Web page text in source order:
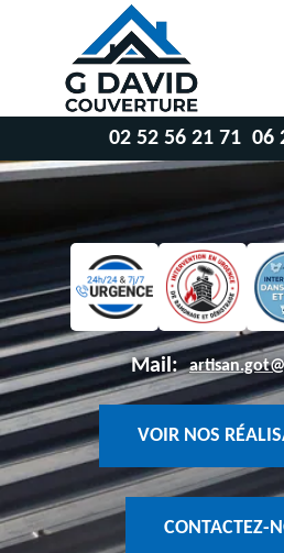
02 52 56 21 71 06
Mail:
VOIR NOS
CONTACTEZ-